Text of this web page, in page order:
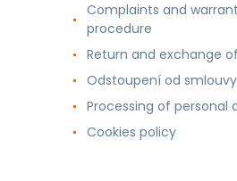
Complaints and
procedure
Return and exchange
Odstoupení od smlouvy
Processing of personal
Cookies policy